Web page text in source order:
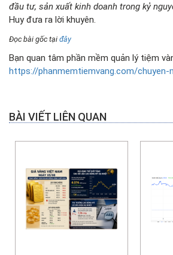
đầu tư, sản xuất kinh doanh trong kỷ
Huy đưa ra lời khuyên.
Đọc bài gốc tại đây
Bạn quan tâm phần mềm quản lý tiệm
https://phanmemtiemvang.com/
BÀI VIẾT LIÊN QUAN